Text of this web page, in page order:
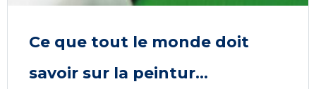
Ce que tout le monde doit
savoir sur la peintur...